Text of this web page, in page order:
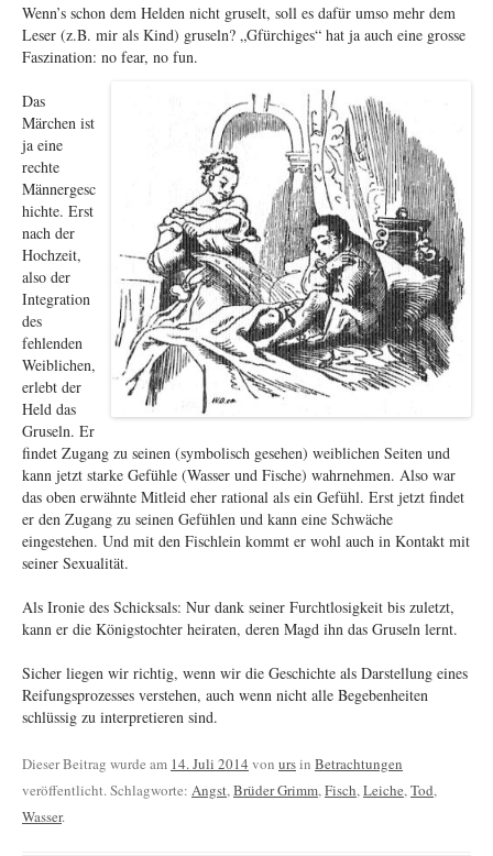
Wenn’s schon dem Helden nicht gruselt, soll es dafür umso mehr dem
Leser (z.B. mir als Kind) gruseln? „Gfürchiges“ hat ja auch eine grosse
Faszination: no fear, no fun.
Das
Märchen ist
ja eine
rechte
Männergesc
hichte. Erst
nach der
Hochzeit,
also der
Integration
des
fehlenden
Weiblichen,
erlebt der
Held das
Gruseln. Er
findet Zugang zu seinen (symbolisch gesehen) weiblichen Seiten und
kann jetzt starke Gefühle (Wasser und Fische) wahrnehmen. Also war
das oben erwähnte Mitleid eher rational als ein Gefühl. Erst jetzt findet
er den Zugang zu seinen Gefühlen und kann eine Schwäche
eingestehen. Und mit den Fischlein kommt er wohl auch in Kontakt mit
seiner Sexualität.
Als Ironie des Schicksals: Nur dank seiner Furchtlosigkeit bis zuletzt,
kann er die Königstochter heiraten, deren Magd ihn das Gruseln lernt.
Sicher liegen wir richtig, wenn wir die Geschichte als Darstellung eines
Reifungsprozesses verstehen, auch wenn nicht alle Begebenheiten
schlüssig zu interpretieren sind.
Dieser Beitrag wurde am 14. Juli 2014 von ursin Betrachtungen
veröffentlicht. Schlagworte: Angst, Brüder Grimm, Fisch, Leiche, Tod,
Wasser.